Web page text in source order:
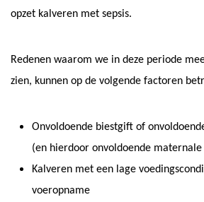
opzet kalveren met sepsis.
Redenen waarom we in deze periode
zien, kunnen op de volgende factoren
Onvoldoende biestgift of
(en hierdoor onvoldoende
Kalveren met een lage
voeropname